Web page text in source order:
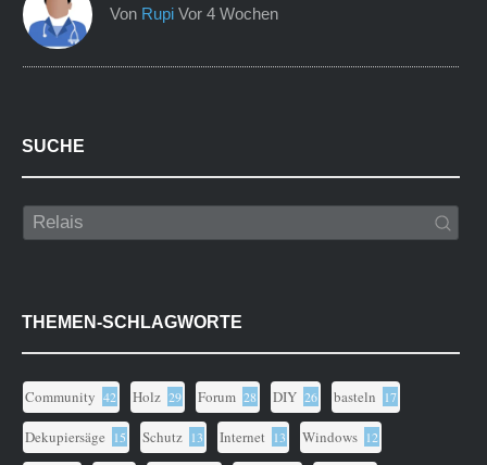
Von Rupi Vor 4 Wochen
SUCHE
THEMEN-SCHLAGWORTE
Community 42 Holz 29 Forum 28 DIY 26 basteln 17
Dekupiersäge 15 Schutz 13 Internet 13 Windows 12